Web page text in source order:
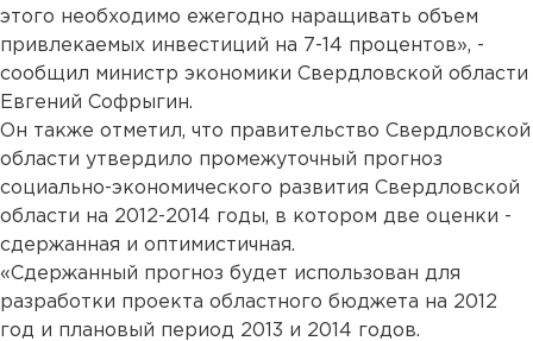
этого необходимо ежегодно наращивать объем
привлекаемых инвестиций на 7-14 процентов», -
сообщил министр экономики Свердловской области
Евгений Софрыгин.
Он также отметил, что правительство Свердловской
области утвердило промежуточный прогноз
социально-экономического развития Свердловской
области на 2012-2014 годы, в котором две оценки -
сдержанная и оптимистичная.
«Сдержанный прогноз будет использован для
разработки проекта областного бюджета на 2012
год и плановый период 2013 и 2014 годов.